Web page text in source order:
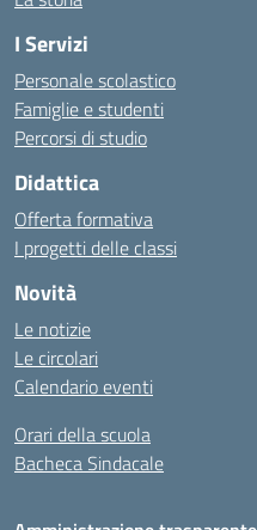
I Servizi
Personale scolastico
Famiglie e studenti
Percorsi di studio
Didattica
Offerta formativa
I progetti delle classi
Novità
Le notizie
Le circolari
Calendario eventi
Orari della scuola
Bacheca Sindacale